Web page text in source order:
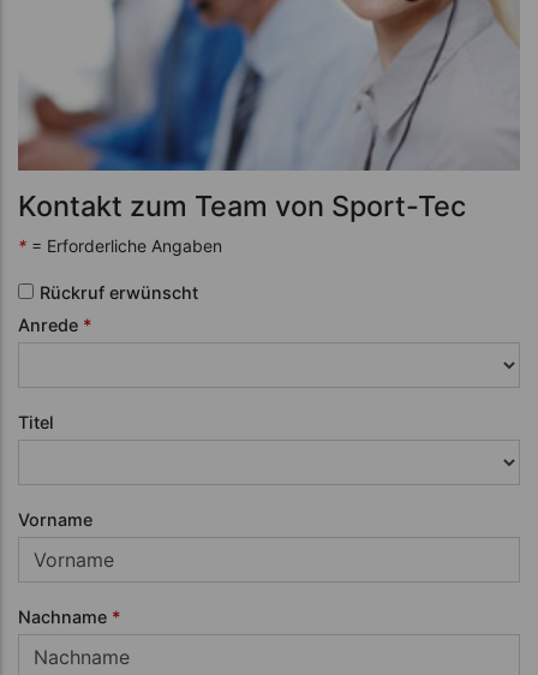
Kontakt zum Team von Sport-Tec
* = Erforderliche Angaben
Rückruf erwünscht
Anrede *
Titel
Vorname
Nachname *